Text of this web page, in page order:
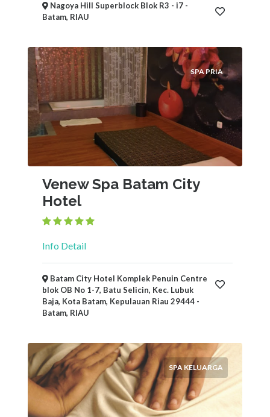
Nagoya Hill Superblock Blok R3 - i7 -
Batam, RIAU
SPA PRIA
Venew Spa Batam City
Hotel
Info Detail
Batam City Hotel Komplek Penuin Centre
blok OB No 1-7, Batu Selicin, Kec. Lubuk
Baja, Kota Batam, Kepulauan Riau 29444 -
Batam, RIAU
SPA KELUARGA